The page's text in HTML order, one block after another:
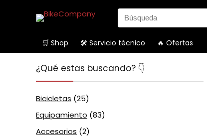
Search
for:
🛒 Shop 🛠️ Servicio técnico 🔥 Ofertas
¿Qué estas buscando? 👇
Bicicletas (25)
Equipamiento (83)
Accesorios (2)